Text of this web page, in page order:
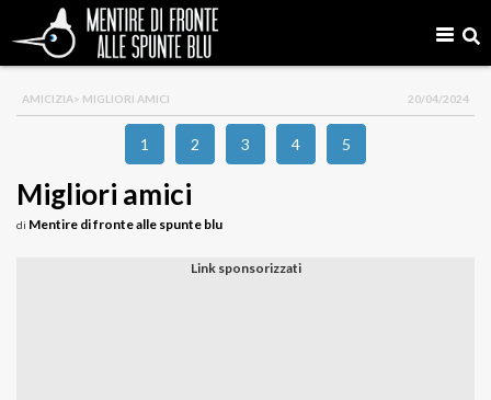
AMICIZIA> MIGLIORI AMICI 20/04/2024
1 2 3 4 5
Migliori amici
di Mentire di fronte alle spunte blu